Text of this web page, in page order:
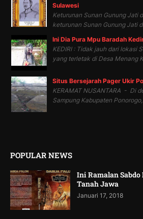
Sulawesi
Keturunan Sunan Gunung Jati
keturunan Sunan Gunung Jati
Ini Dia Pura Mpu Baradah
KEDIRI : Tidak jauh dari lokasi
yang terletak di Desa Menang
Situs Bersejarah Pager Ukir
KERAMAT NUSANTARA - Di
Sampung Kabupaten Ponorogo,...
POPULAR NEWS
Ini Ramalan
Tanah Jawa
Januari 17, 2018